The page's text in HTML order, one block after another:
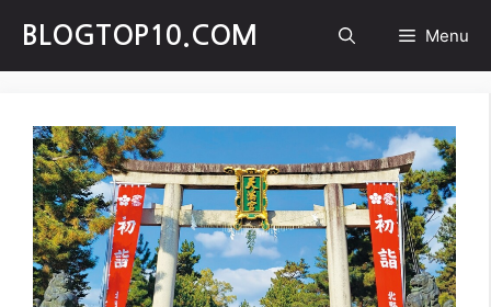
content
BLOGTOP10.COM Menu